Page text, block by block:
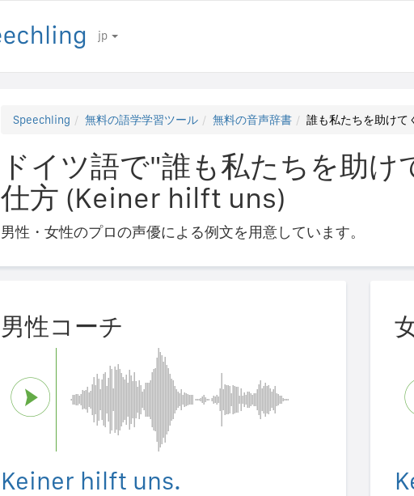
jp
Speechling 無料の語学学習ツール 無料の音声辞書 誰も私たちを助けて
ドイツ語で"誰も私たちを助
仕方 (Keiner hilft uns)
男性・女性のプロの声優による例文を用意しています。
男性コーチ
Keiner hilft uns.